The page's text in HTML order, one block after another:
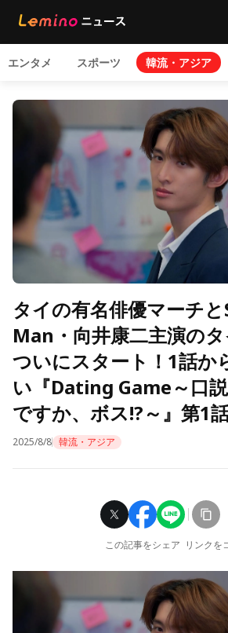
エンタメ スポーツ 韓流・アジア
タイの有名俳優マーチ
Man・向井康二主演の
ついにスタート！1話か
い『Dating Game～口
ですか、ボス!?～』第1
2025/8/8 韓流・アジア
この記事をシェア リンクを